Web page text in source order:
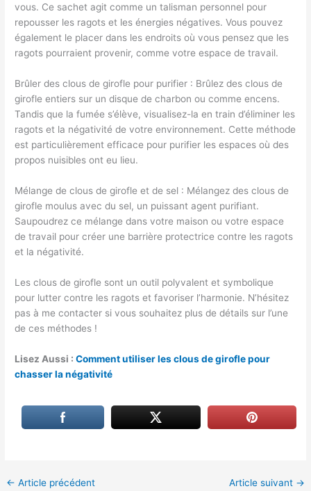
vous. Ce sachet agit comme un talisman personnel pour
repousser les ragots et les énergies négatives. Vous pouvez
également le placer dans les endroits où vous pensez que les
ragots pourraient provenir, comme votre espace de travail.
Brûler des clous de girofle pour purifier : Brûlez des clous de
girofle entiers sur un disque de charbon ou comme encens.
Tandis que la fumée s’élève, visualisez-la en train d’éliminer les
ragots et la négativité de votre environnement. Cette méthode
est particulièrement efficace pour purifier les espaces où des
propos nuisibles ont eu lieu.
Mélange de clous de girofle et de sel : Mélangez des clous de
girofle moulus avec du sel, un puissant agent purifiant.
Saupoudrez ce mélange dans votre maison ou votre espace
de travail pour créer une barrière protectrice contre les ragots
et la négativité.
Les clous de girofle sont un outil polyvalent et symbolique
pour lutter contre les ragots et favoriser l’harmonie. N’hésitez
pas à me contacter si vous souhaitez plus de détails sur l’une
de ces méthodes !
Lisez Aussi :Comment utiliser les clous de girofle pour
chasser la négativité
← Article précédent Article suivant →